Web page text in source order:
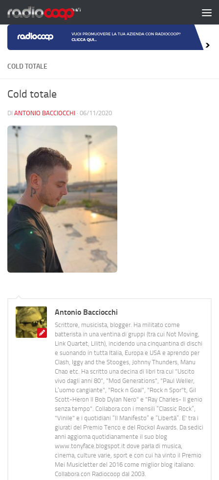
Salta al contenuto
COLD TOTALE
Cold totale
DI ANTONIO BACCIOCCHI · 06/11/2020
Antonio Bacciocchi
Scrittore, musicista, blogger. Ha militato come
batterista in una ventina di gruppi (tra cui Not Moving,
Link Quartet, Lilith), incidendo una cinquantina di dischi
e suonando in tutta Italia, Europa e USA e aprendo per
Clash, Iggy and the Stooges, Johnny Thunders, Manu
Chao etc. Ha scritto una decina di libri tra cui "Uscito
vivo dagli anni 80", "Mod Generations", "Paul Weller,
L’uomo cangiante", "Rock n Goal", "Rock n Spor"t, Gil
Scott-Heron Il Bob Dylan Nero" e "Ray Charles- Il genio
senza tempo". Collabora con i mensili “Classic Rock”,
"Vinile" e i quotidiani “Il Manifesto” e “Libertà”. E' tra i
giurati del Premio Tenco e del Rockol Awards. Da sedici
anni aggiorna quotidianamente il suo blog
www.tonyface.blogspot.it dove parla di musica,
cinema, culture varie, sport e con cui ha vinto il Premio
Mei Musicletter del 2016 come miglior blog italiano.
Collabora con Radiocoop dal 2003.